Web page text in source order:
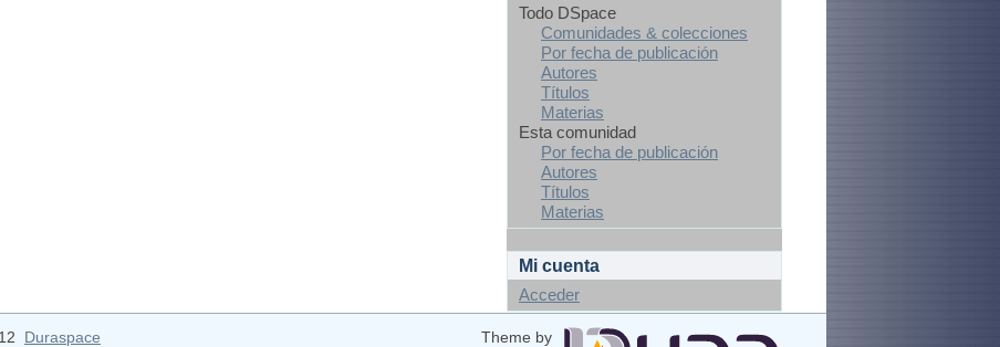
Todo DSpace
Comunidades & colecciones
Por fecha de publicación
Autores
Títulos
Materias
Esta comunidad
Por fecha de publicación
Autores
Títulos
Materias
Mi cuenta
Acceder
Duraspace
Theme by